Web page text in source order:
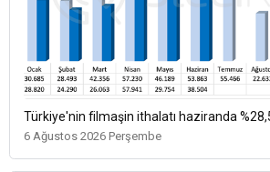
Türkiye'nin filmaşin ithalatı haziranda
6 Ağustos 2026 Perşembe